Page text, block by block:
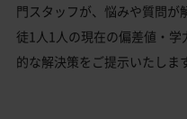
門スタッフが、悩みや質問が
徒1人1人の現在の偏差値・
的な解決策をご提示いたしま